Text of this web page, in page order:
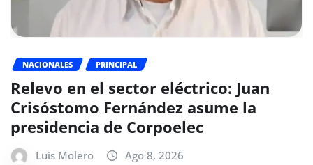
NACIONALES PRINCIPAL
Relevo en el sector eléctrico: Juan
Crisóstomo Fernández asume la
presidencia de Corpoelec
Luis Molero Ago 8, 2026